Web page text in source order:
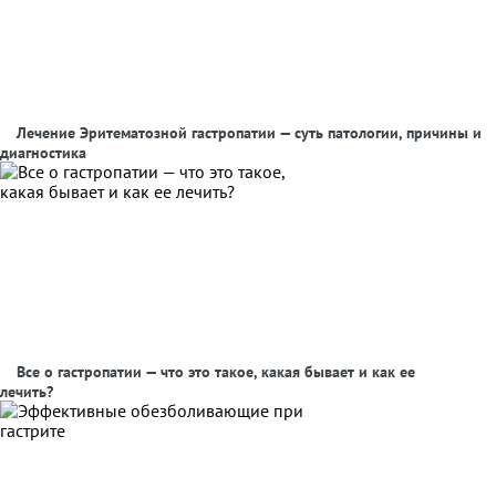
Лечение Эритематозной гастропатии — суть патологии, причины и
диагностика
Все о гастропатии — что это такое, какая бывает и как ее
лечить?